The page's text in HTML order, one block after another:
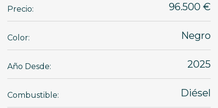
Precio: 96.500 €
Color: Negro
Año Desde: 2025
Combustible: Diésel